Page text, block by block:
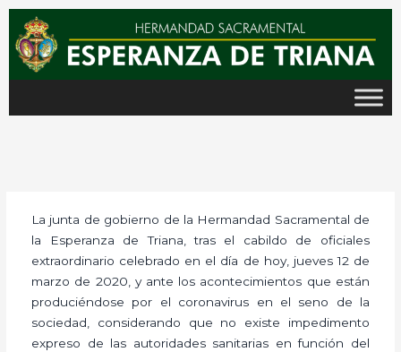
contenido
La junta de gobierno de la Hermandad Sacramental de
la Esperanza de Triana, tras el cabildo de oficiales
extraordinario celebrado en el día de hoy, jueves 12 de
marzo de 2020, y ante los acontecimientos que están
produciéndose por el coronavirus en el seno de la
sociedad, considerando que no existe impedimento
expreso de las autoridades sanitarias en función del